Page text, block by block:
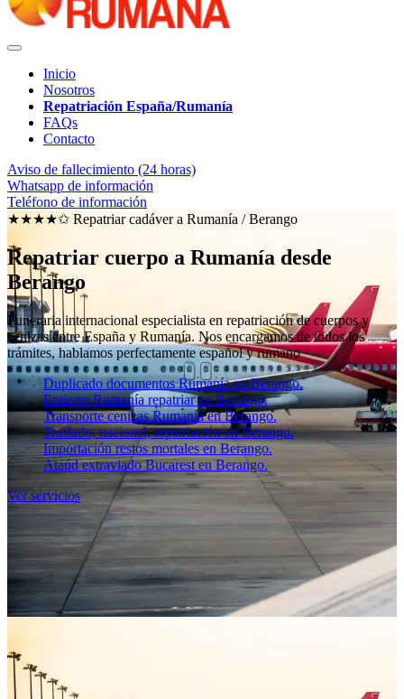
Inicio
Nosotros
Repatriación España/Rumanía
FAQs
Contacto
Aviso de fallecimiento (24 horas)
Whatsapp de información
Teléfono de información
★★★★✩ Repatriar cadáver a Rumanía /Berango
Repatriar cuerpo a Rumanía desde
Berango
Funeraria internacional especialista en repatriación de cuerpos y
cenizas entre España y Rumanía. Nos encargamos de todos los
trámites, hablamos perfectamente español y rumano
Duplicado documentos Rumanía en Berango.
Entierro Rumanía repatriar en Berango.
Transporte cenizas Rumanía en Berango.
Traslado, nacional, repatriación en Berango.
Importación restos mortales en Berango.
Ataúd extraviado Bucarest en Berango.
Ver servicios